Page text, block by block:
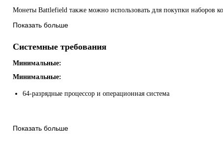
Монеты Battlefield также можно использовать для покупки наборов
Показать больше
Системные требования
Минимальные:
Минимальные:
64-разрядные процессор и операционная система
Показать больше